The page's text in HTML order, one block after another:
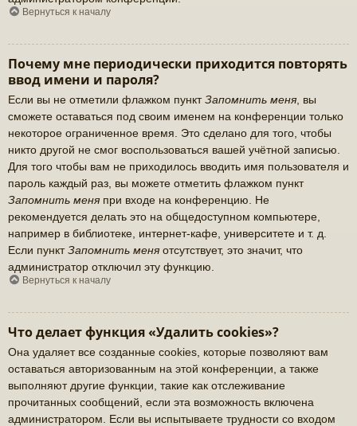
Вернуться к началу
Почему мне периодически приходится повторять
ввод имени и пароля?
Если вы не отметили флажком пунктЗапомнить меня , вы
сможете оставаться под своим именем на конференции только
некоторое ограниченное время. Это сделано для того, чтобы
никто другой не смог воспользоваться вашей учётной записью.
Для того чтобы вам не приходилось вводить имя пользователя и
пароль каждый раз, вы можете отметить флажком пункт
Запомнить меня при входе на конференцию. Не
рекомендуется делать это на общедоступном компьютере,
например в библиотеке, интернет-кафе, университете и т. д.
Если пунктЗапомнить меня отсутствует, это значит, что
администратор отключил эту функцию.
Вернуться к началу
Что делает функция «Удалить cookies»?
Она удаляет все созданные cookies, которые позволяют вам
оставаться авторизованным на этой конференции, а также
выполняют другие функции, такие как отслеживание
прочитанных сообщений, если эта возможность включена
администратором. Если вы испытываете трудности со входом